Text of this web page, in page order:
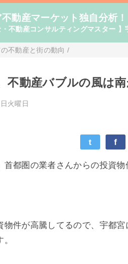
動産マーケット独自分析！
・不動産コンサルティングマスター
不動産と街の動向 /
不動産バブルの風は
火曜日
t f
首都圏の業者さんからの投資物
物件が高騰してるので、宇都